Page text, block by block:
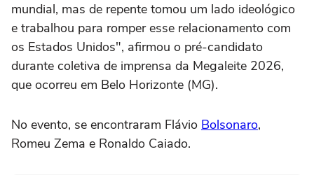
mundial, mas de repente tomou um lado ideológico
e trabalhou para romper esse relacionamento com
os Estados Unidos", afirmou o pré-candidato
durante coletiva de imprensa da Megaleite 2026,
que ocorreu em Belo Horizonte (MG).
No evento, se encontraram Flávio Bolsonaro,
Romeu Zema e Ronaldo Caiado.